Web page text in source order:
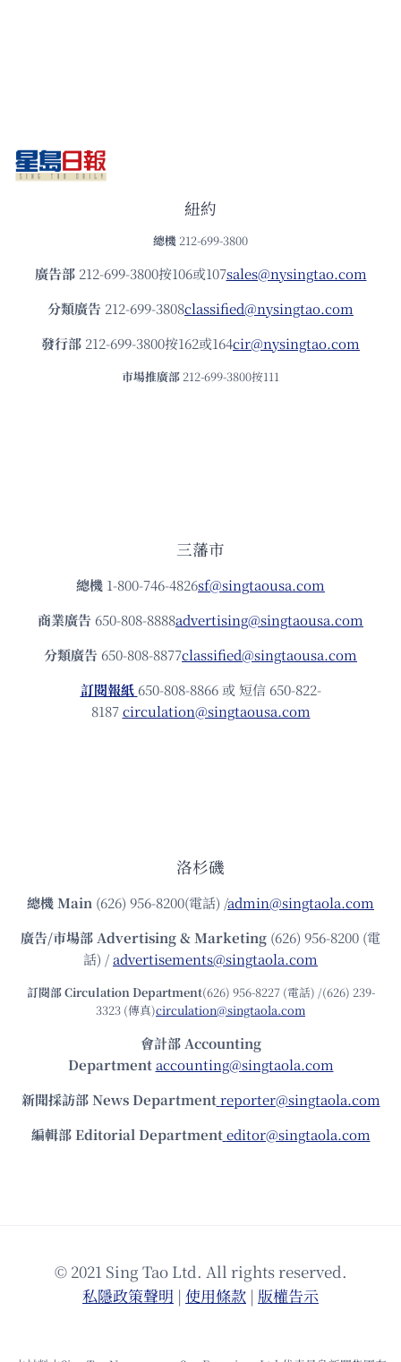
紐約
總機 212-699-3800
廣告部212-699-3800按106或107sales@nysingtao.com
分類廣告 212-699-3808classified@nysingtao.com
發⾏部 212-699-3800按162或164cir@nysingtao.com
市場推廣部 212-699-3800按111
三藩市
總機 1-800-746-4826sf@singtaousa.com
商業廣告 650-808-8888advertising@singtaousa.com
分類廣告 650-808-8877classified@singtaousa.com
訂閱報紙 650-808-8866 或 短信 650-822-
8187circulation@singtaousa.com
洛杉磯
總機Main (626) 956-8200(電話) /admin@singtaola.com
廣告/市場部Advertising & Marketing (626) 956-8200 (電
話) /advertisements@singtaola.com
訂閱部 Circulation Department(626) 956-8227 (電話) /(626) 239-
3323 (傳真)circulation@singtaola.com
會計部 Accounting
Department accounting@singtaola.com
新聞採訪部 News Department reporter@singtaola.com
編輯部 Editorial Department editor@singtaola.com
© 2021 Sing Tao Ltd. All rights reserved.
私隱政策聲明 | 使⽤條款 | 版權告⽰